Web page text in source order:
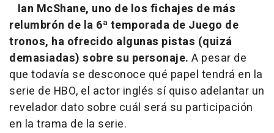
Ian McShane, uno de los fichajes de más
relumbrón de la 6ª temporada de Juego de
tronos, ha ofrecido algunas pistas (quizá
demasiadas) sobre su personaje. A pesar de
que todavía se desconoce qué papel tendrá en la
serie de HBO, el actor inglés sí quiso adelantar un
revelador dato sobre cuál será su participación
en la trama de la serie.